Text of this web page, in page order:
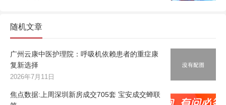
随机文章
广州云康中医护理院：呼吸机依赖患者的重症康
复新选择
2026年7月11日
焦点数据:上周深圳新房成交705套 宝安成交蝉联